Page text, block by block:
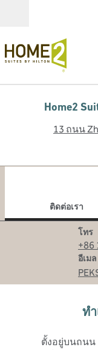
Home2
13 ถนน
ติดต่อเรา
โทร
โทร
+86
อีเมล
อีเมล
ทํ
ตั้งอยู่บนถนน